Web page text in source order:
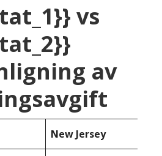
vs
av
New Jersey